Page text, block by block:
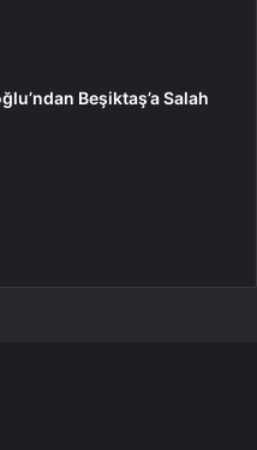
Beşiktaş’a Salah